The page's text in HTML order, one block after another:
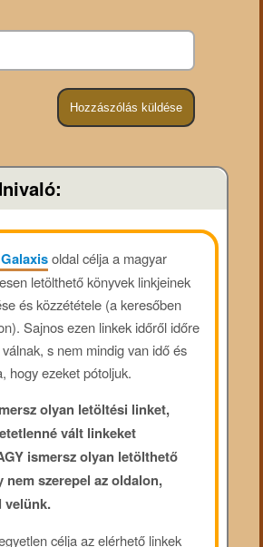
oldal célja a magyar
letölthető könyvek linkjeinek
és közzététele (a keresőben
Sajnos ezen linkek időről időre
s nem mindig van idő és
hogy ezeket pótoljuk.
olyan letöltési linket,
vált linkeket
ismersz olyan letölthető
nem szerepel az oldalon,
velünk.
célja az elérhető linkek